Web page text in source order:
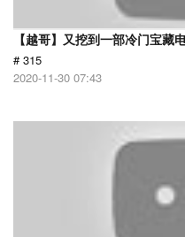
【越哥】又挖到一部冷门宝藏
# 315
2020-11-30 07:43